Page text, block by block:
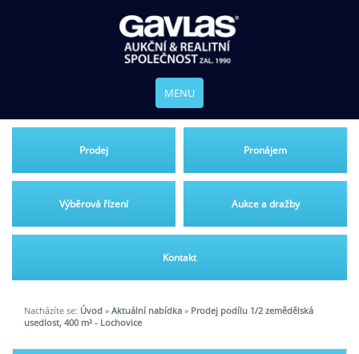
MENU
Prodej Pronájem
Výběrová řízení Aukce a dražby
Kontakt
Nacházíte se: Úvod » Aktuální nabídka » Prodej podílu 1/2 zemědělská
usedlost, 400 m² - Lochovice